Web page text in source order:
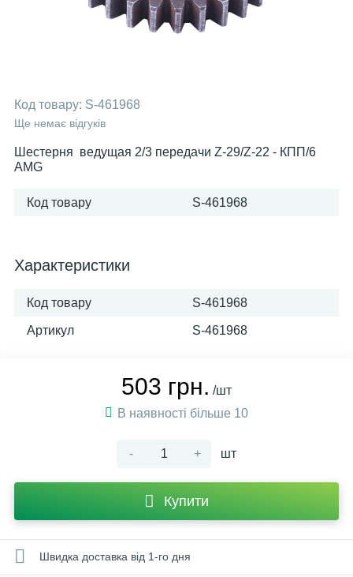
Код товару: S-461968
Ще немає відгуків
Шестерня ведущая 2/3 передачи Z-29/Z-22 - КПП/6
AMG
Код товару S-461968
Характеристики
Код товару S-461968
Артикул S-461968
503 грн. /шт
В наявності більше 10
- + шт
Купити
Швидка доставка від 1-го дня